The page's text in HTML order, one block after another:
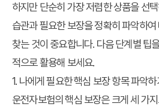
하지만 단순히 가장 저렴한 상품을 선
습관과 필요한 보장을 정확히 파악하여
찾는 것이 중요합니다. 다음 단계별 팁
적으로 활용해 보세요.
1. 나에게 필요한 핵심 보장 항목 파악하
운전자보험의 핵심 보장은 크게 세 가